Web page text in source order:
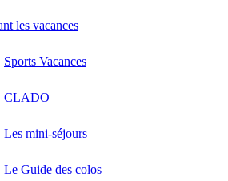
les vacances
Sports Vacances
CLADO
Les mini-séjours
Le Guide des colos